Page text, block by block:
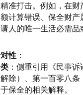
准打击。例如，在财
计算错误、保全财
人的唯一生活必需品
性 ：
：侧重引用《民事
除）、第一百零八
保全的相关解释。